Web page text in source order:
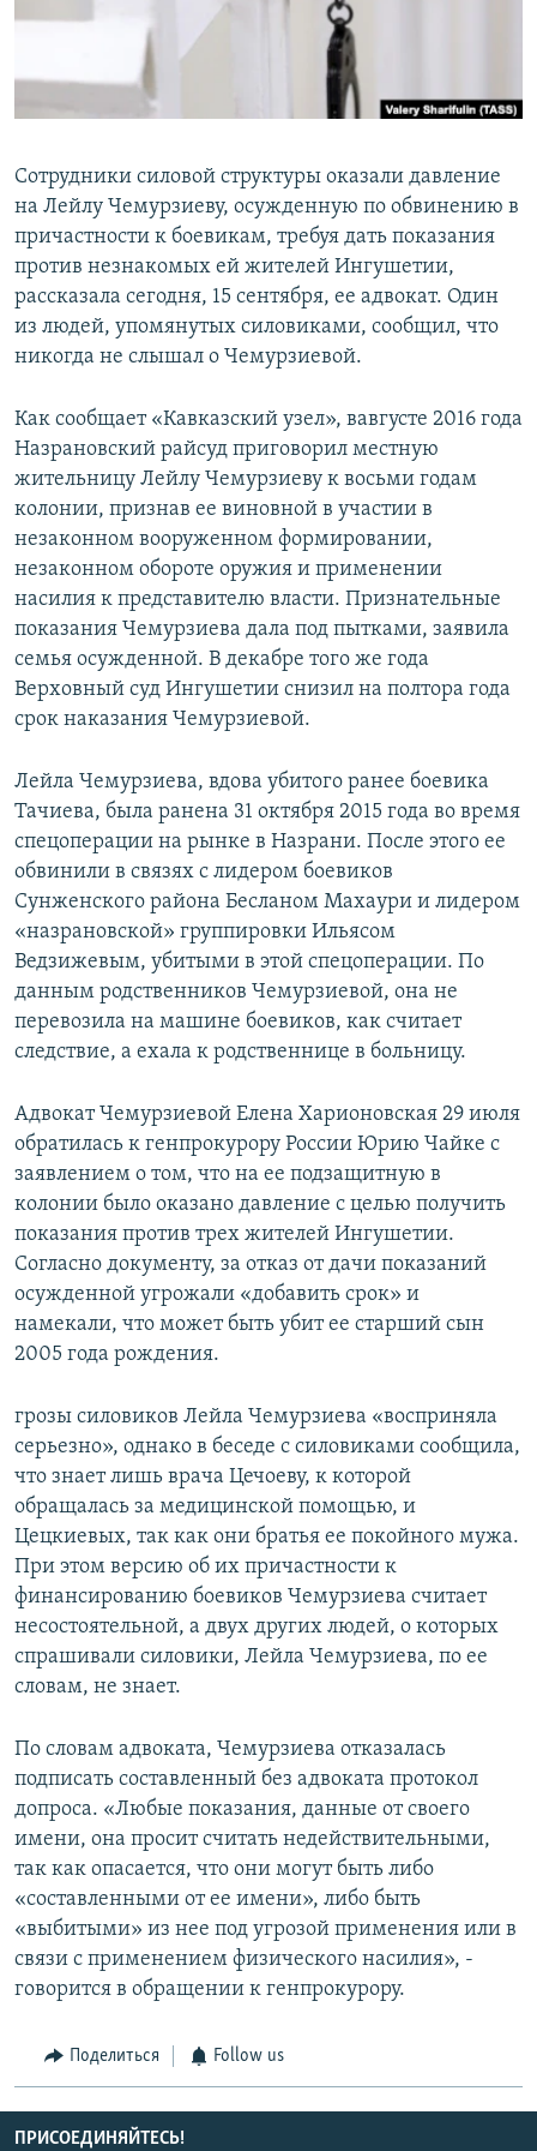
СПОРТ
БЛОГИ
ЧИТАЕМ ПРЕССУ
АРХИВ РАДИОПРОГРАММЫ
Все сайты РСЕ/РС
Сотрудники силовой структуры оказали давление
на Лейлу Чемурзиеву, осужденную по обвинению в
причастности к боевикам, требуя дать показания
против незнакомых ей жителей Ингушетии,
рассказала сегодня, 15 сентября, ее адвокат. Один
из людей, упомянутых силовиками, сообщил, что
никогда не слышал о Чемурзиевой.
Как сообщает «Кавказский узел», вавгусте 2016 года
Назрановский райсуд приговорил местную
жительницу Лейлу Чемурзиеву к восьми годам
колонии, признав ее виновной в участии в
незаконном вооруженном формировании,
незаконном обороте оружия и применении
насилия к представителю власти. Признательные
показания Чемурзиева дала под пытками, заявила
семья осужденной. В декабре того же года
Верховный суд Ингушетии снизил на полтора года
срок наказания Чемурзиевой.
Лейла Чемурзиева, вдова убитого ранее боевика
Тачиева, была ранена 31 октября 2015 года во время
спецоперации на рынке в Назрани. После этого ее
обвинили в связях с лидером боевиков
Сунженского района Бесланом Махаури и лидером
«назрановской» группировки Ильясом
Ведзижевым, убитыми в этой спецоперации. По
данным родственников Чемурзиевой, она не
перевозила на машине боевиков, как считает
следствие, а ехала к родственнице в больницу.
Адвокат Чемурзиевой Елена Харионовская 29 июля
обратилась к генпрокурору России Юрию Чайке с
заявлением о том, что на ее подзащитную в
колонии было оказано давление с целью получить
показания против трех жителей Ингушетии.
Согласно документу, за отказ от дачи показаний
осужденной угрожали «добавить срок» и
намекали, что может быть убит ее старший сын
2005 года рождения.
грозы силовиков Лейла Чемурзиева «восприняла
серьезно», однако в беседе с силовиками сообщила,
что знает лишь врача Цечоеву, к которой
обращалась за медицинской помощью, и
Цецкиевых, так как они братья ее покойного мужа.
При этом версию об их причастности к
финансированию боевиков Чемурзиева считает
несостоятельной, а двух других людей, о которых
спрашивали силовики, Лейла Чемурзиева, по ее
словам, не знает.
По словам адвоката, Чемурзиева отказалась
подписать составленный без адвоката протокол
допроса. «Любые показания, данные от своего
имени, она просит считать недействительными,
так как опасается, что они могут быть либо
«составленными от ее имени», либо быть
«выбитыми» из нее под угрозой применения или в
связи с применением физического насилия», -
говорится в обращении к генпрокурору.
Поделиться Follow us
ПРИСОЕДИНЯЙТЕСЬ!